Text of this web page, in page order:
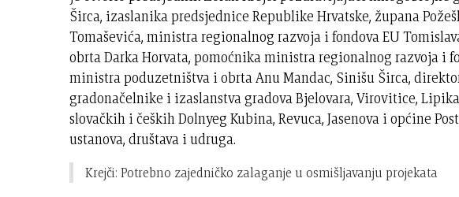
Širca, izaslanika predsjednice Republike Hrvatske, župana
Tomaševića, ministra regionalnog razvoja i fondova EU
obrta Darka Horvata, pomoćnika ministra regionalnog razvoja i
ministra poduzetništva i obrta Anu Mandac, Sinišu Širca,
gradonačelnike i izaslanstva gradova Bjelovara, Virovitice,
slovačkih i čeških Dolnyeg Kubina, Revuca, Jasenova i općine
ustanova, društava i udruga.
Krejči: Potrebno zajedničko zalaganje u osmišljavanju projekata